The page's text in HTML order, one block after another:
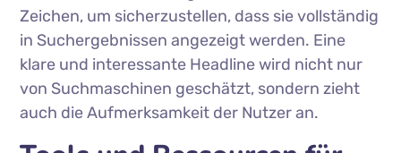
Zeichen, um sicherzustellen, dass sie vollständig
in Suchergebnissen angezeigt werden. Eine
klare und interessante Headline wird nicht nur
von Suchmaschinen geschätzt, sondern zieht
auch die Aufmerksamkeit der Nutzer an.